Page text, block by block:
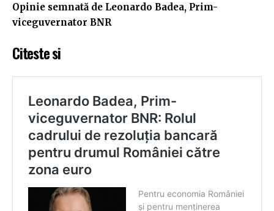
Opinie semnată de Leonardo Badea, Prim-
viceguvernator BNR
Citeste si